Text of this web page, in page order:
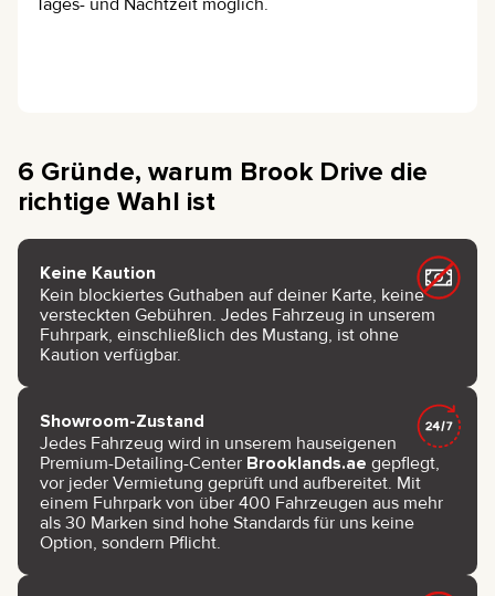
6 Gründe, warum Brook Drive die
richtige Wahl ist
Keine Kaution
Kein blockiertes Guthaben auf deiner Karte, keine
versteckten Gebühren. Jedes Fahrzeug in unserem
Fuhrpark, einschließlich des Mustang, ist ohne
Kaution verfügbar.
Showroom-Zustand
Jedes Fahrzeug wird in unserem hauseigenen
Premium-Detailing-Center Brooklands.ae gepflegt,
vor jeder Vermietung geprüft und aufbereitet. Mit
einem Fuhrpark von über 400 Fahrzeugen aus mehr
als 30 Marken sind hohe Standards für uns keine
Option, sondern Pflicht.